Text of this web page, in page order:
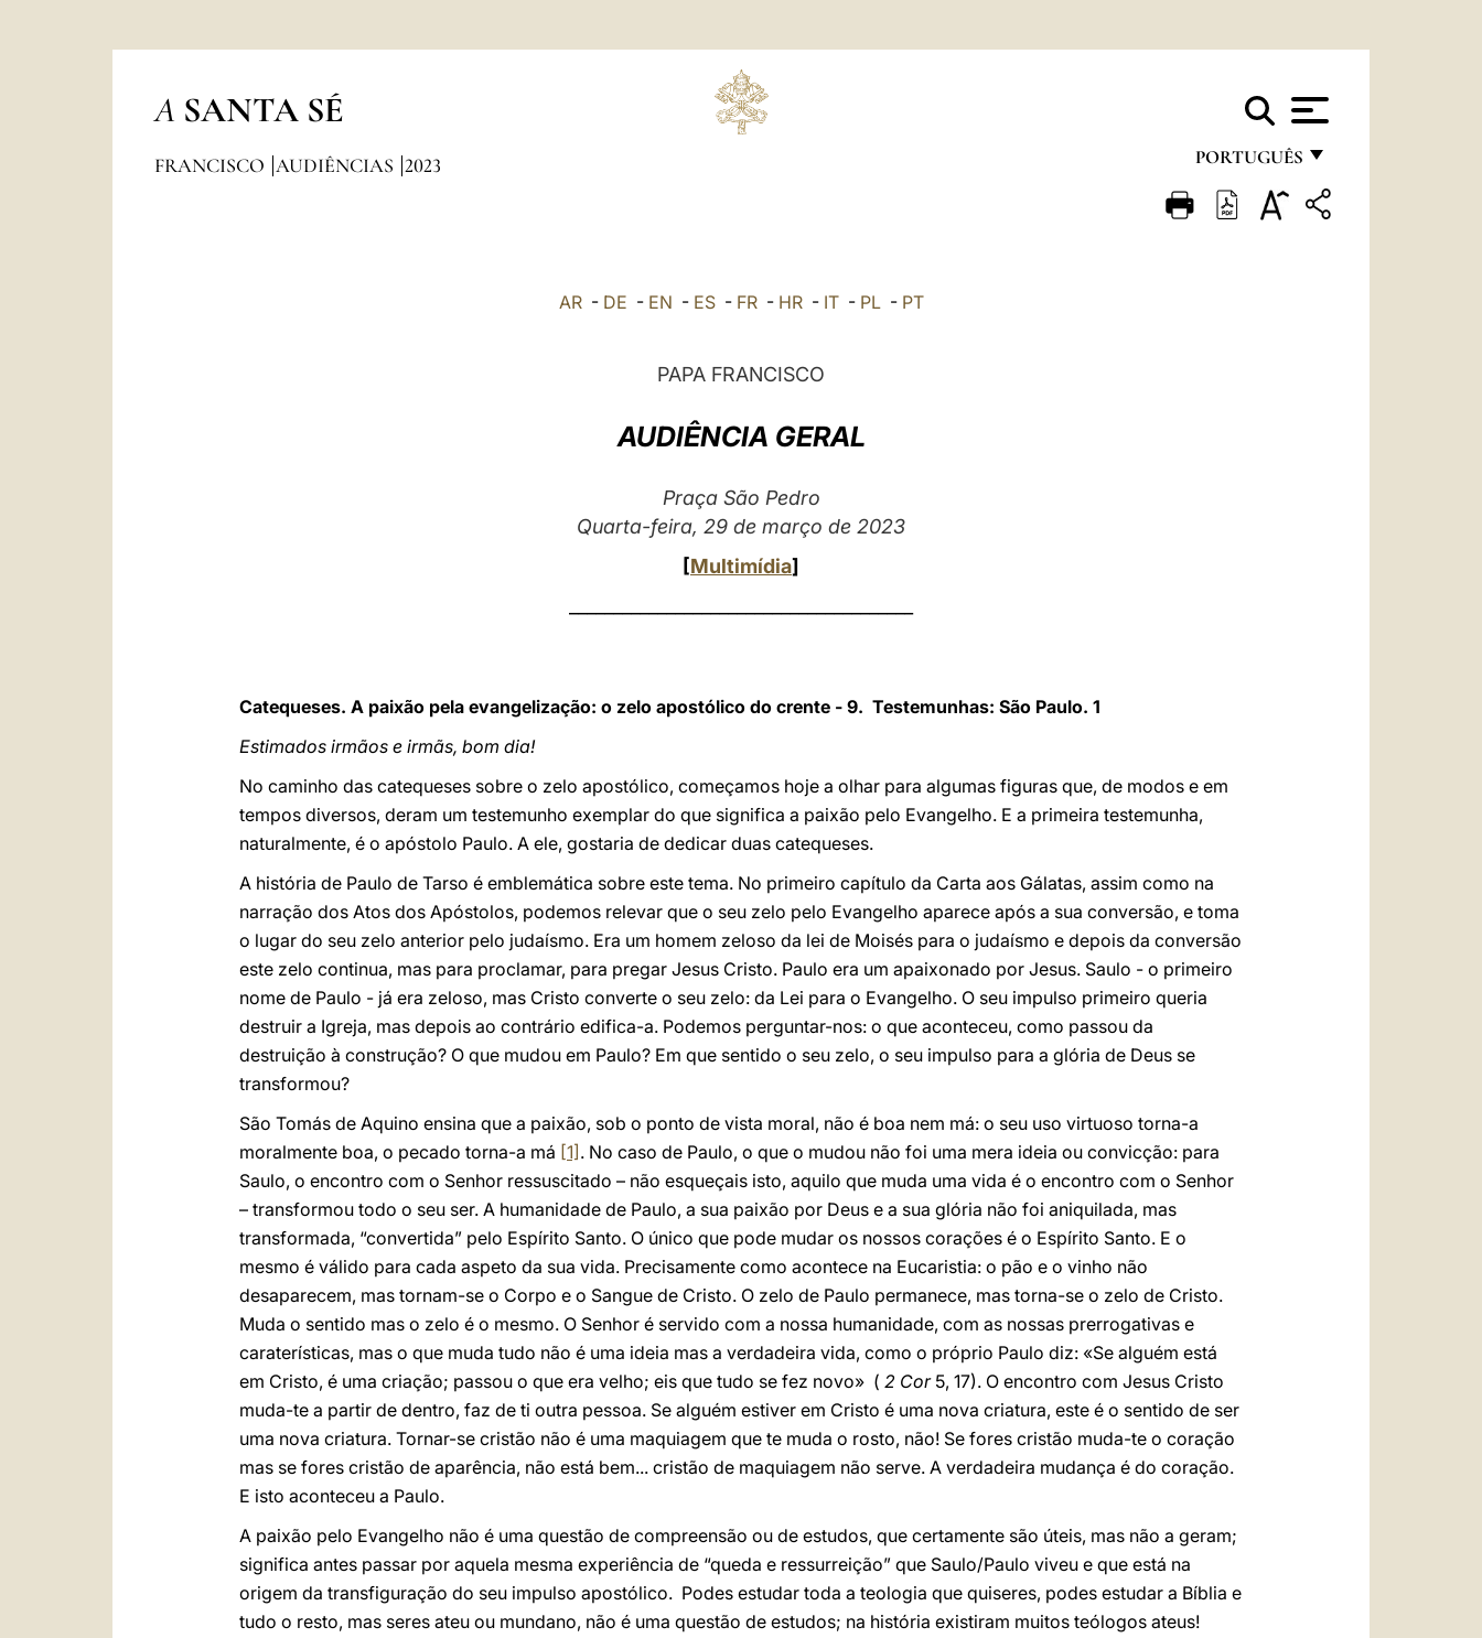
A SANTA SÉ
PORTUGUÊS
FRANÇAIS
FRANCISCO AUDIÊNCIAS 2023
AR- DE - EN - ES- FR- HR- IT- PL- PT
PAPA FRANCISCO
AUDIÊNCIA GERAL
Praça São Pedro
Quarta-feira, 29 de março de 2023
[Multimídia]
Catequeses. A paixão pela evangelização: o zelo apostólico do crente - 9. Testemunhas: São Paulo. 1
Estimados irmãos e irmãs, bom dia!
No caminho das catequeses sobre o zelo apostólico, começamos hoje a olhar para algumas figuras que, de modos e em
tempos diversos, deram um testemunho exemplar do que significa a paixão pelo Evangelho. E a primeira testemunha,
naturalmente, é o apóstolo Paulo. A ele, gostaria de dedicar duas catequeses.
A história de Paulo de Tarso é emblemática sobre este tema. No primeiro capítulo da Carta aos Gálatas, assim como na
narração dos Atos dos Apóstolos, podemos relevar que o seu zelo pelo Evangelho aparece após a sua conversão, e toma
o lugar do seu zelo anterior pelo judaísmo. Era um homem zeloso da lei de Moisés para o judaísmo e depois da conversão
este zelo continua, mas para proclamar, para pregar Jesus Cristo. Paulo era um apaixonado por Jesus. Saulo - o primeiro
nome de Paulo - já era zeloso, mas Cristo converte o seu zelo: da Lei para o Evangelho. O seu impulso primeiro queria
destruir a Igreja, mas depois ao contrário edifica-a. Podemos perguntar-nos: o que aconteceu, como passou da
destruição à construção? O que mudou em Paulo? Em que sentido o seu zelo, o seu impulso para a glória de Deus se
transformou?
São Tomás de Aquino ensina que a paixão, sob o ponto de vista moral, não é boa nem má: o seu uso virtuoso torna-a
moralmente boa, o pecado torna-a má [1] . No caso de Paulo, o que o mudou não foi uma mera ideia ou convicção: para
Saulo, o encontro com o Senhor ressuscitado – não esqueçais isto, aquilo que muda uma vida é o encontro com o Senhor
– transformou todo o seu ser. A humanidade de Paulo, a sua paixão por Deus e a sua glória não foi aniquilada, mas
transformada, “convertida” pelo Espírito Santo. O único que pode mudar os nossos corações é o Espírito Santo. E o
mesmo é válido para cada aspeto da sua vida. Precisamente como acontece na Eucaristia: o pão e o vinho não
desaparecem, mas tornam-se o Corpo e o Sangue de Cristo. O zelo de Paulo permanece, mas torna-se o zelo de Cristo.
Muda o sentido mas o zelo é o mesmo. O Senhor é servido com a nossa humanidade, com as nossas prerrogativas e
caraterísticas, mas o que muda tudo não é uma ideia mas a verdadeira vida, como o próprio Paulo diz: «Se alguém está
em Cristo, é uma criação; passou o que era velho; eis que tudo se fez novo» ( 2 Cor5, 17). O encontro com Jesus Cristo
muda-te a partir de dentro, faz de ti outra pessoa. Se alguém estiver em Cristo é uma nova criatura, este é o sentido de ser
uma nova criatura. Tornar-se cristão não é uma maquiagem que te muda o rosto, não! Se fores cristão muda-te o coração
mas se fores cristão de aparência, não está bem... cristão de maquiagem não serve. A verdadeira mudança é do coração.
E isto aconteceu a Paulo.
A paixão pelo Evangelho não é uma questão de compreensão ou de estudos, que certamente são úteis, mas não a geram;
significa antes passar por aquela mesma experiência de “queda e ressurreição” que Saulo/Paulo viveu e que está na
origem da transfiguração do seu impulso apostólico. Podes estudar toda a teologia que quiseres, podes estudar a Bíblia e
tudo o resto, mas seres ateu ou mundano, não é uma questão de estudos; na história existiram muitos teólogos ateus!